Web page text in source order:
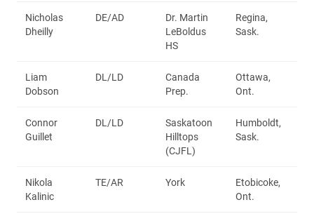
Nicholas
Dheilly
DE/AD
Dr. Martin
LeBoldus
HS
Regina,
Sask.
Liam
Dobson
DL/LD
Canada
Prep.
Ottawa,
Ont.
Connor
Guillet
DL/LD
Saskatoon
Hilltops
(CJFL)
Humboldt,
Sask.
Nikola
Kalinic
TE/AR York
Etobicoke,
Ont.